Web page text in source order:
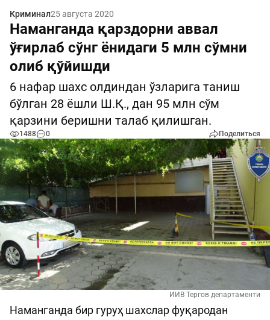
Криминал25 августа 2020
Наманганда қарздорни аввал
ўғирлаб сўнг ёнидаги 5 млн сўмни
олиб қўйишди
6 нафар шахс олдиндан ўзларига таниш
бўлган 28 ёшли Ш.Қ., дан 95 млн сўм
қарзини беришни талаб қилишган.
1488 0 Поделиться
ИИВ Тергов департаменти
Наманганда бир гуруҳ шахслар фуқародан